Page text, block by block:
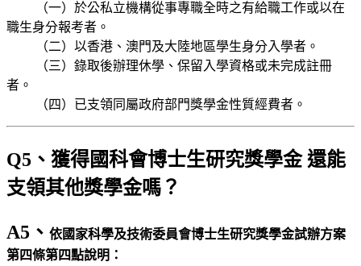
（一）於公私立機構從事專職全時之有給職工作或以在
職生身分報考者。
（二）以香港、澳門及大陸地區學生身分入學者。
（三）錄取後辦理休學、保留入學資格或未完成註冊
者。
（四）已支領同屬政府部門獎學金性質經費者。
Q5、獲得國科會博士生研究獎學金 還能
支領其他獎學金嗎？
A5、 依國家科學及技術委員會博士生研究獎學金試辦方案
第四條第四點說明：